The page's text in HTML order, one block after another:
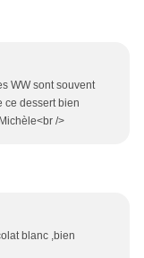
WW sont souvent
ce dessert bien
/>
blanc ,bien